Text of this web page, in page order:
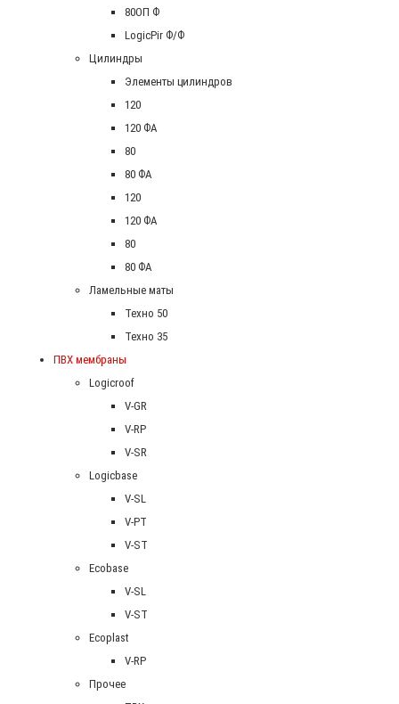
80ОП Ф
LogicPir Ф/Ф
Цилиндры
Элементы цилиндров
120
120 ФА
80
80 ФА
120
120 ФА
80
80 ФА
Ламельные маты
Техно 50
Техно 35
ПВХ мембраны
Logicroof
V-GR
V-RP
V-SR
Logicbase
V-SL
V-PT
V-ST
Ecobase
V-SL
V-ST
Ecoplast
V-RP
Прочее